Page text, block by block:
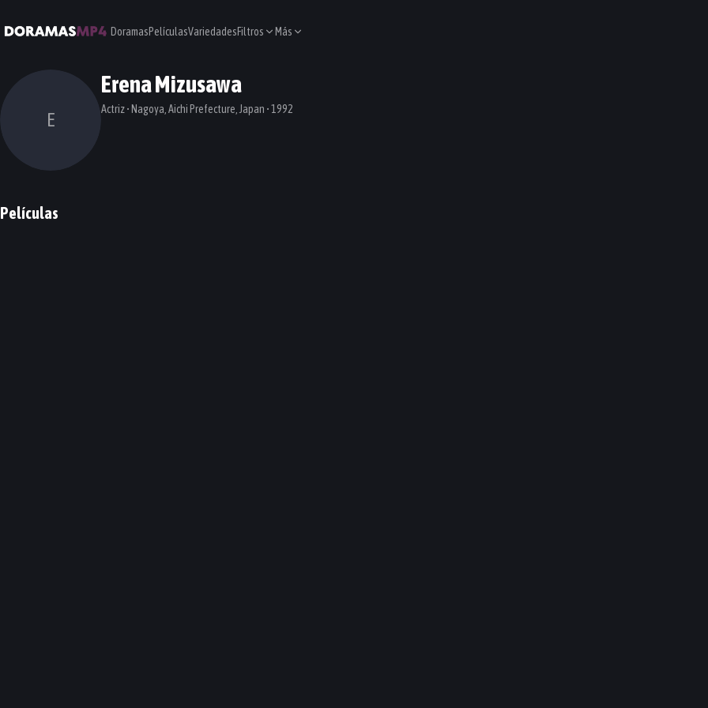
DoramasPelículasVariedadesFiltros Más
E
Erena Mizusawa
Actriz • Nagoya, Aichi Prefecture, Japan • 1992
Películas